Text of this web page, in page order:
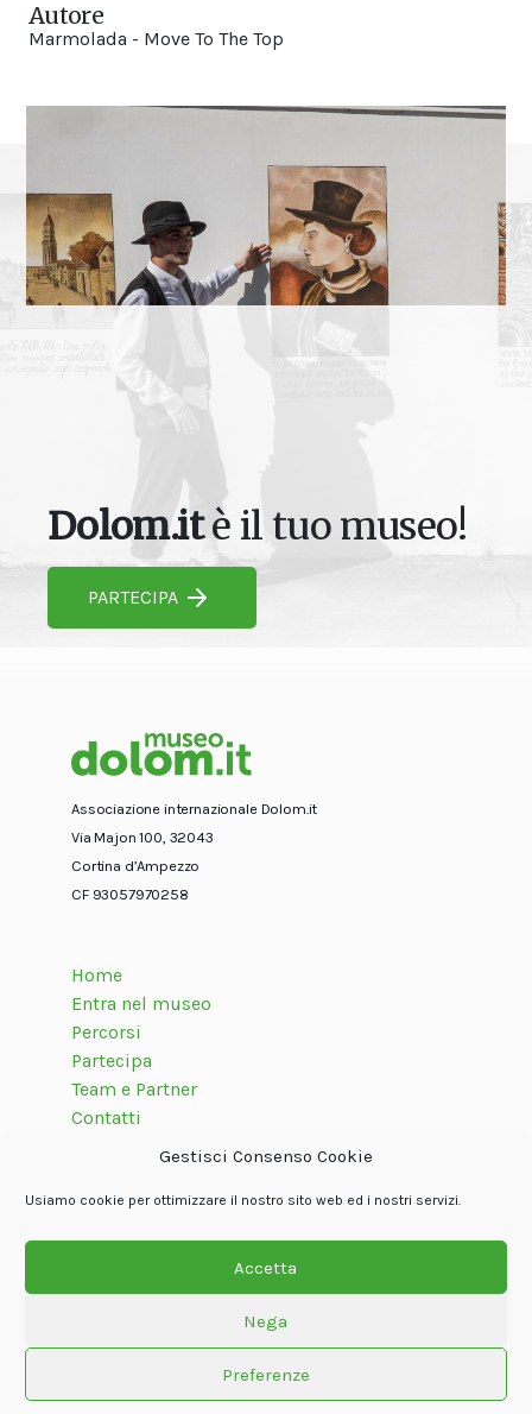
Gestisci Consenso Cookie
Usiamo cookie per ottimizzare il nostro sito web ed i nostri servizi.
Accetta
Nega
Preferenze
Autore
Marmolada - Move To The Top
Dolom.itè il tuo museo!
PARTECIPA
Associazione internazionale Dolom.it
Via Majon 100, 32043
Cortina d’Ampezzo
CF 93057970258
Home
Entra nel museo
Percorsi
Partecipa
Team e Partner
Contatti
Seguici su
© Associazione internazionale Dolom.it
Powered byOxjno